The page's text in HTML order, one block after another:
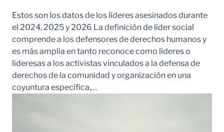
Estos son los datos de los líderes asesinados durante
el 2024, 2025 y 2026 La definición de líder social
comprende a los defensores de derechos humanos y
es más amplia en tanto reconoce como líderes o
lideresas a los activistas vinculados a la defensa de
derechos de la comunidad y organización en una
coyuntura específica,…